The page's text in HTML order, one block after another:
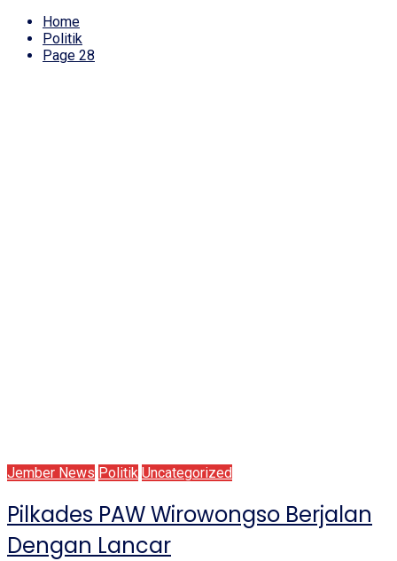
Home
Politik
Page 28
Jember News Politik Uncategorized
Pilkades PAW Wirowongso Berjalan
Dengan Lancar